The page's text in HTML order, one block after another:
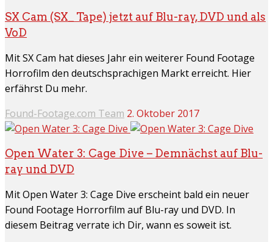
SX Cam (SX_ Tape) jetzt auf Blu-ray, DVD und als
VoD
Mit SX Cam hat dieses Jahr ein weiterer Found Footage
Horrofilm den deutschsprachigen Markt erreicht. Hier
erfährst Du mehr.
Found-Footage.com Team 2. Oktober 2017
Open Water 3: Cage Dive – Demnächst auf Blu-
ray und DVD
Mit Open Water 3: Cage Dive erscheint bald ein neuer
Found Footage Horrorfilm auf Blu-ray und DVD. In
diesem Beitrag verrate ich Dir, wann es soweit ist.